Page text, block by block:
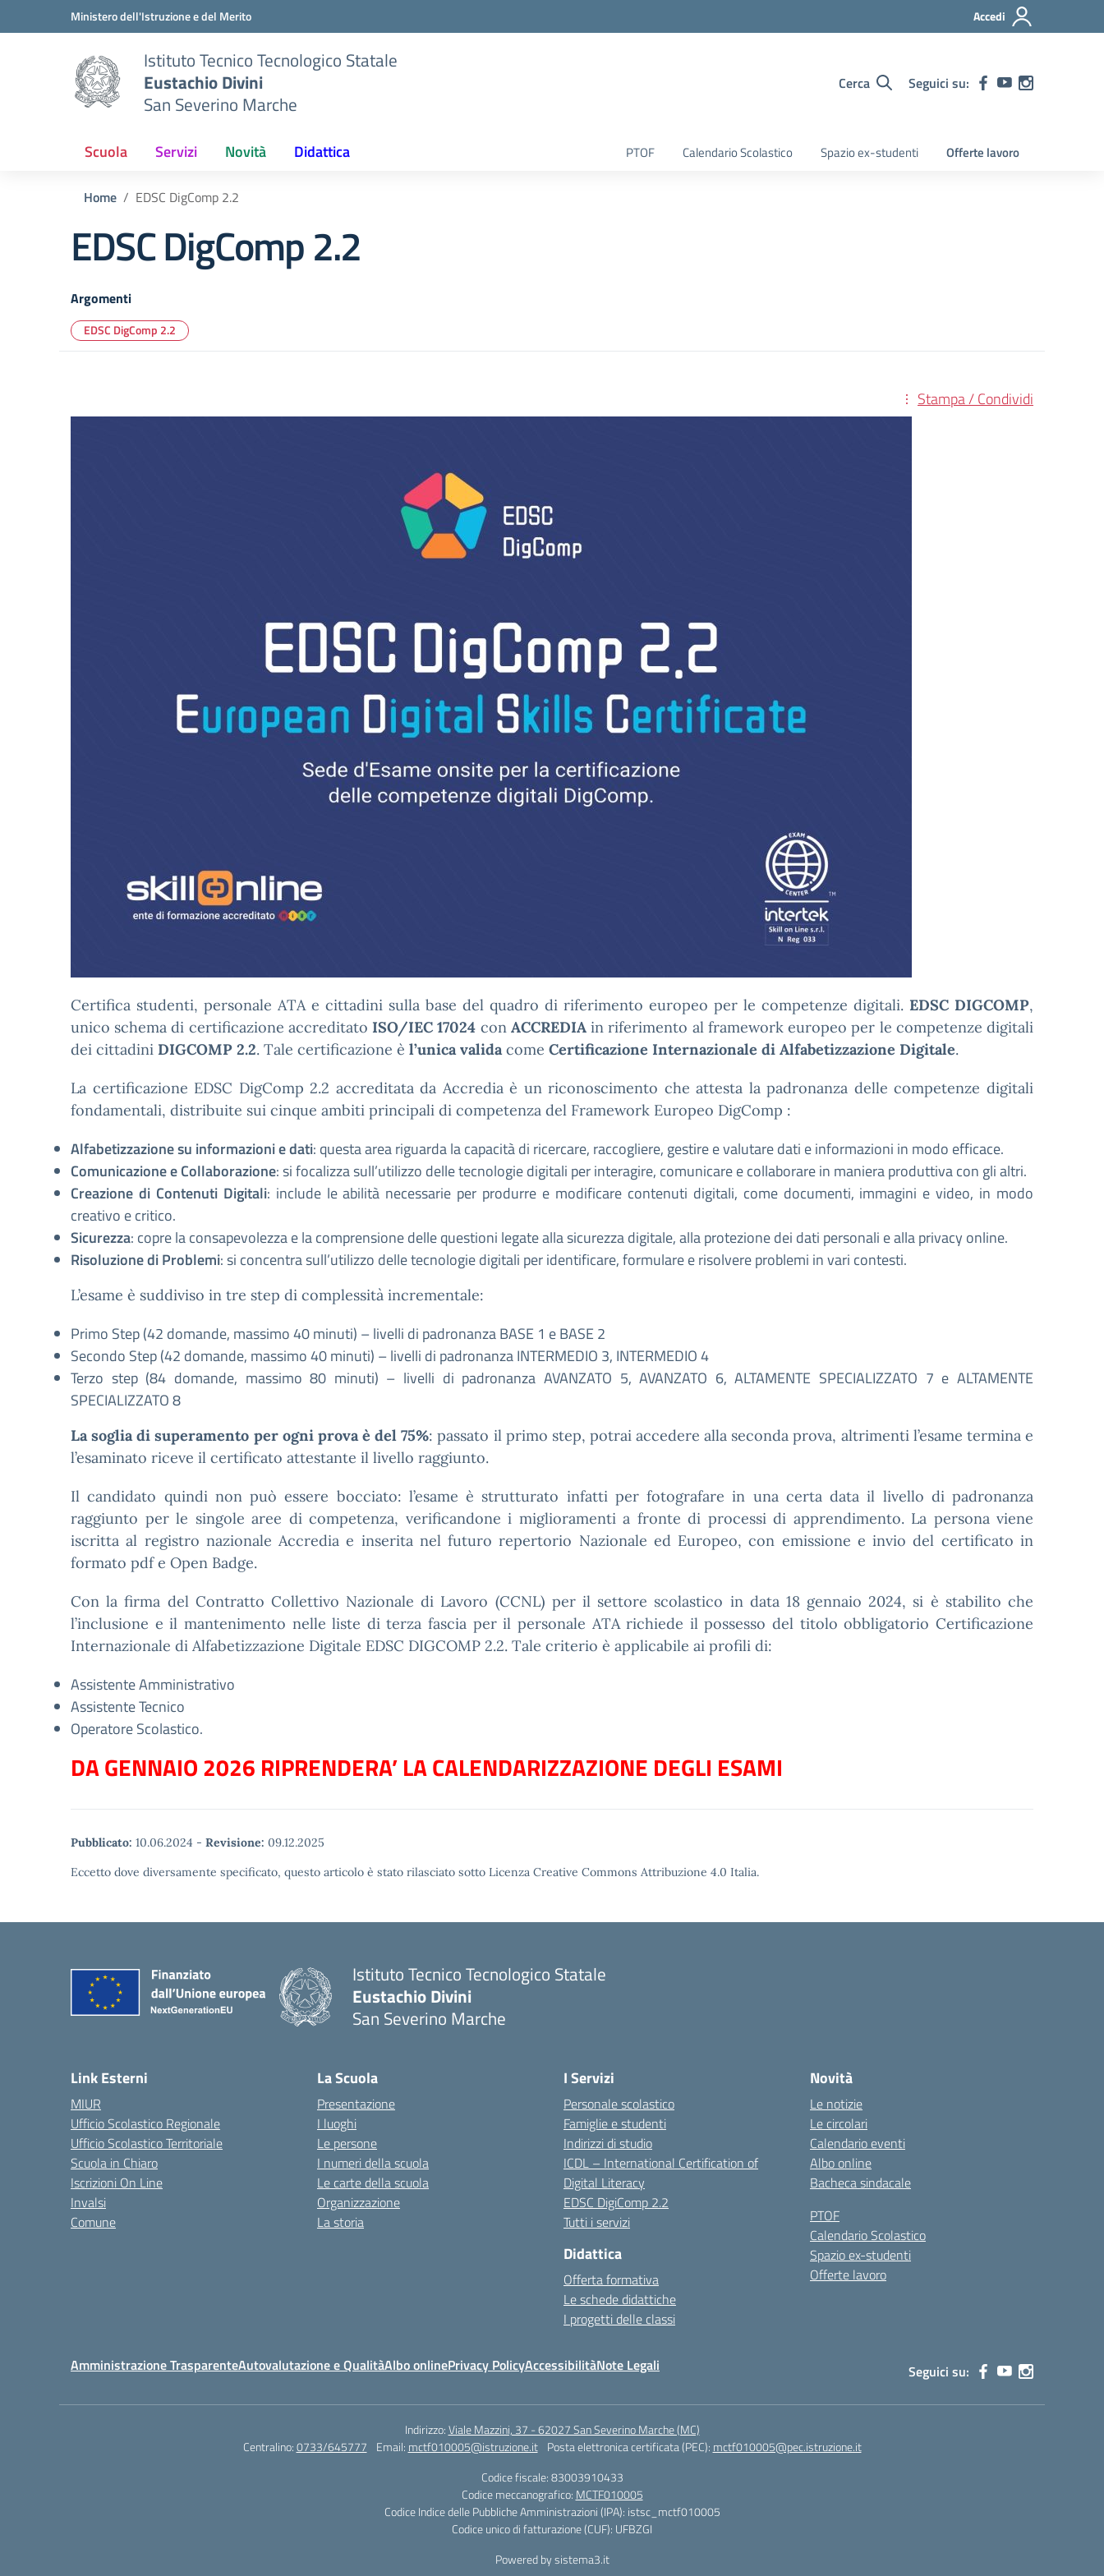
Vai ai contenuti
Vai al menu di navigazioneMinistero dell'Istruzione e del Merito Accedi
Istituto Tecnico Tecnologico Statale
Eustachio Divini
San Severino Marche
Cerca Seguici su:
Scuola Servizi Novità Didattica PTOF Calendario Scolastico Spazio ex-studenti Offerte lavoro
Home EDSC DigComp 2.2
EDSC DigComp 2.2
Argomenti
EDSC DigComp 2.2
Stampa / Condividi
Certifica studenti, personale ATA e cittadini sulla base del quadro di riferimento europeo per le competenze digitali. EDSC DIGCOMP,
unico schema di certificazione accreditato ISO/IEC 17024 con ACCREDIAin riferimento al framework europeo per le competenze digitali
dei cittadini DIGCOMP 2.2. Tale certificazione è l’unica validacome Certificazione Internazionale di Alfabetizzazione Digitale.
La certificazione EDSC DigComp 2.2 accreditata da Accredia è un riconoscimento che attesta la padronanza delle competenze digitali
fondamentali, distribuite sui cinque ambiti principali di competenza del Framework Europeo DigComp :
Alfabetizzazione su informazioni e dati: questa area riguarda la capacità di ricercare, raccogliere, gestire e valutare dati e informazioni in modo efficace.
Comunicazione e Collaborazione: si focalizza sull’utilizzo delle tecnologie digitali per interagire, comunicare e collaborare in maniera produttiva con gli altri.
Creazione di Contenuti Digitali: include le abilità necessarie per produrre e modificare contenuti digitali, come documenti, immagini e video, in modo
creativo e critico.
Sicurezza: copre la consapevolezza e la comprensione delle questioni legate alla sicurezza digitale, alla protezione dei dati personali e alla privacy online.
Risoluzione di Problemi: si concentra sull’utilizzo delle tecnologie digitali per identificare, formulare e risolvere problemi in vari contesti.
L’esame è suddiviso in tre step di complessità incrementale:
Primo Step (42 domande, massimo 40 minuti) – livelli di padronanza BASE 1 e BASE 2
Secondo Step (42 domande, massimo 40 minuti) – livelli di padronanza INTERMEDIO 3, INTERMEDIO 4
Terzo step (84 domande, massimo 80 minuti) – livelli di padronanza AVANZATO 5, AVANZATO 6, ALTAMENTE SPECIALIZZATO 7 e ALTAMENTE
SPECIALIZZATO 8
La soglia di superamento per ogni prova è del 75%: passato il primo step, potrai accedere alla seconda prova, altrimenti l’esame termina e
l’esaminato riceve il certificato attestante il livello raggiunto.
Il candidato quindi non può essere bocciato: l’esame è strutturato infatti per fotografare in una certa data il livello di padronanza
raggiunto per le singole aree di competenza, verificandone i miglioramenti a fronte di processi di apprendimento. La persona viene
iscritta al registro nazionale Accredia e inserita nel futuro repertorio Nazionale ed Europeo, con emissione e invio del certificato in
formato pdf e Open Badge.
Con la firma del Contratto Collettivo Nazionale di Lavoro (CCNL) per il settore scolastico in data 18 gennaio 2024, si è stabilito che
l’inclusione e il mantenimento nelle liste di terza fascia per il personale ATA richiede il possesso del titolo obbligatorio Certificazione
Internazionale di Alfabetizzazione Digitale EDSC DIGCOMP 2.2. Tale criterio è applicabile ai profili di:
Assistente Amministrativo
Assistente Tecnico
Operatore Scolastico.
DA GENNAIO 2026 RIPRENDERA’ LA CALENDARIZZAZIONE DEGLI ESAMI
Pubblicato: 10.06.2024 - Revisione: 09.12.2025
Eccetto dove diversamente specificato, questo articolo è stato rilasciato sotto Licenza Creative Commons Attribuzione 4.0 Italia.
Istituto Tecnico Tecnologico Statale
Eustachio Divini
San Severino Marche
Link Esterni
MIUR
Ufficio Scolastico Regionale
Ufficio Scolastico Territoriale
Scuola in Chiaro
Iscrizioni On Line
Invalsi
Comune
La Scuola
Presentazione
I luoghi
Le persone
I numeri della scuola
Le carte della scuola
Organizzazione
La storia
I Servizi
Personale scolastico
Famiglie e studenti
Indirizzi di studio
ICDL – International Certification of
Digital Literacy
EDSC DigiComp 2.2
Tutti i servizi
Didattica
Offerta formativa
Le schede didattiche
I progetti delle classi
Novità
Le notizie
Le circolari
Calendario eventi
Albo online
Bacheca sindacale
PTOF
Calendario Scolastico
Spazio ex-studenti
Offerte lavoro
Amministrazione TrasparenteAutovalutazione e QualitàAlbo onlinePrivacy PolicyAccessibilitàNote Legali Seguici su:
Indirizzo:Viale Mazzini, 37 - 62027 San Severino Marche (MC)
Centralino:0733/645777 Email: mctf010005@istruzione.it Posta elettronica certificata (PEC): mctf010005@pec.istruzione.it
Codice fiscale: 83003910433
Codice meccanografico: MCTF010005
Codice Indice delle Pubbliche Amministrazioni (IPA): istsc_mctf010005
Codice unico di fatturazione (CUF): UFBZGI
Powered by sistema3.it